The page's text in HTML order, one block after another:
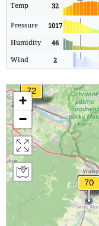
Temp 32
Pressure 1017
Humidity
46
Wind
2
+
−